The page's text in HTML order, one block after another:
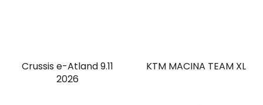
Crussis e-Atland 9.11
2026
KTM MACINA TEAM XL